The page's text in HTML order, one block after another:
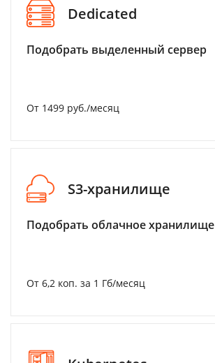
Dedicated
Подобрать выделенный сервер
От 1499 руб./месяц
S3-хранилище
Подобрать облачное хранилище
От 6,2 коп. за 1 Гб/месяц